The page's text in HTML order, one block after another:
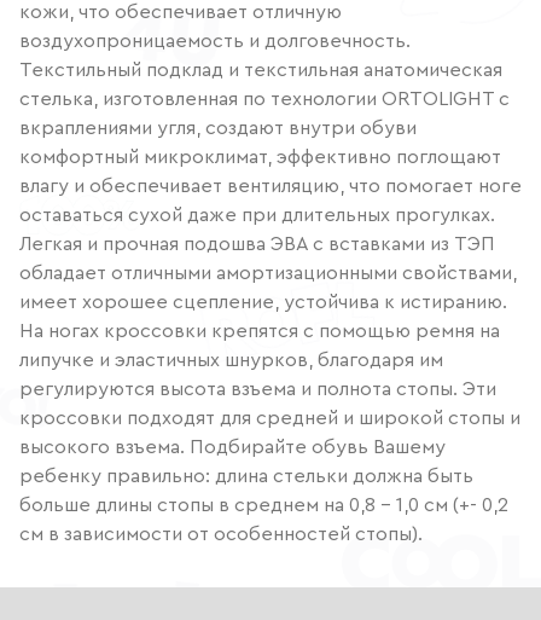
кожи, что обеспечивает отличную
воздухопроницаемость и долговечность.
Текстильный подклад и текстильная анатомическая
стелька, изготовленная по технологии ORTOLIGHT с
вкраплениями угля, создают внутри обуви
комфортный микроклимат, эффективно поглощают
влагу и обеспечивает вентиляцию, что помогает ноге
оставаться сухой даже при длительных прогулках.
Легкая и прочная подошва ЭВА с вставками из ТЭП
обладает отличными амортизационными свойствами,
имеет хорошее сцепление, устойчива к истиранию.
На ногах кроссовки крепятся с помощью ремня на
липучке и эластичных шнурков, благодаря им
регулируются высота взъема и полнота стопы. Эти
кроссовки подходят для средней и широкой стопы и
высокого взъема. Подбирайте обувь Вашему
ребенку правильно: длина стельки должна быть
больше длины стопы в среднем на 0,8 – 1,0 см (+- 0,2
см в зависимости от особенностей стопы).